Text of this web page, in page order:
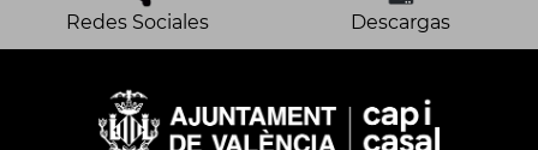
Redes Sociales Descargas